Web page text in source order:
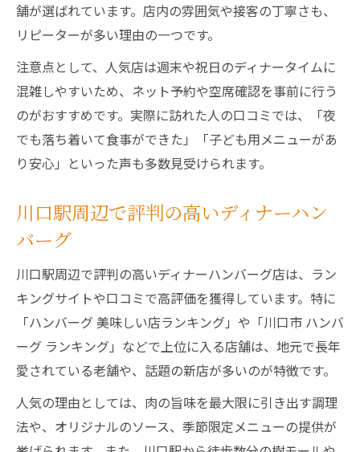
舗が選ばれています。店内の雰囲気や接客の丁寧さも、
リピーターが多い理由の一つです。
注意点として、人気店は週末や祝日のディナータイムに
混雑しやすいため、ネット予約や空席確認を事前に行う
のがおすすめです。実際に訪れた人の口コミでは、「夜
でも落ち着いて食事ができた」「子ども用メニューがあ
り安心」といった声も多数見受けられます。
川口駅周辺で評判の高いディナーハン
バーグ
川口駅周辺で評判の高いディナーハンバーグ店は、ラン
キングサイトや口コミで高評価を獲得しています。特に
「ハンバーグ 美味しい店ランキング」や「川口市 ハンバ
ーグ ランキング」などで上位に入る店舗は、地元で長年
愛されている老舗や、話題の新店が多いのが特徴です。
人気の理由としては、肉の旨味を最大限に引き出す調理
法や、オリジナルのソース、季節限定メニューの提供が